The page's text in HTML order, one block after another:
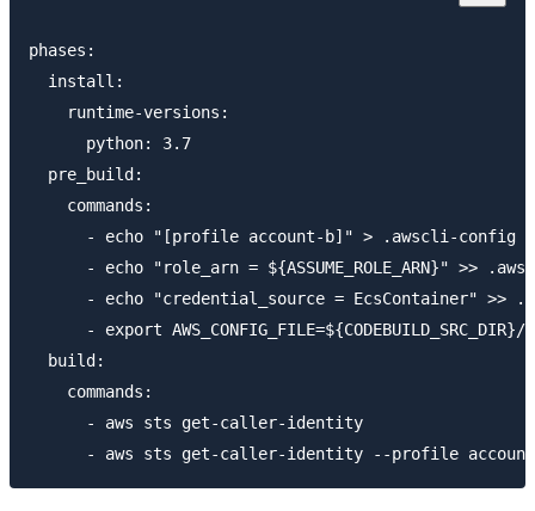
phases:
  install:
    runtime-versions:
      python: 3.7
  pre_build:
    commands:
      - echo "[profile account-b]" > .awscli-config
- echo "role_arn = ${ASSUME_ROLE_ARN}" >>
- echo "credential_source = EcsContainer" >>
- export AWS_CONFIG_FILE=${CODEBUILD_SRC_DIR}/
  build:
    commands:
      - aws sts get-caller-identity